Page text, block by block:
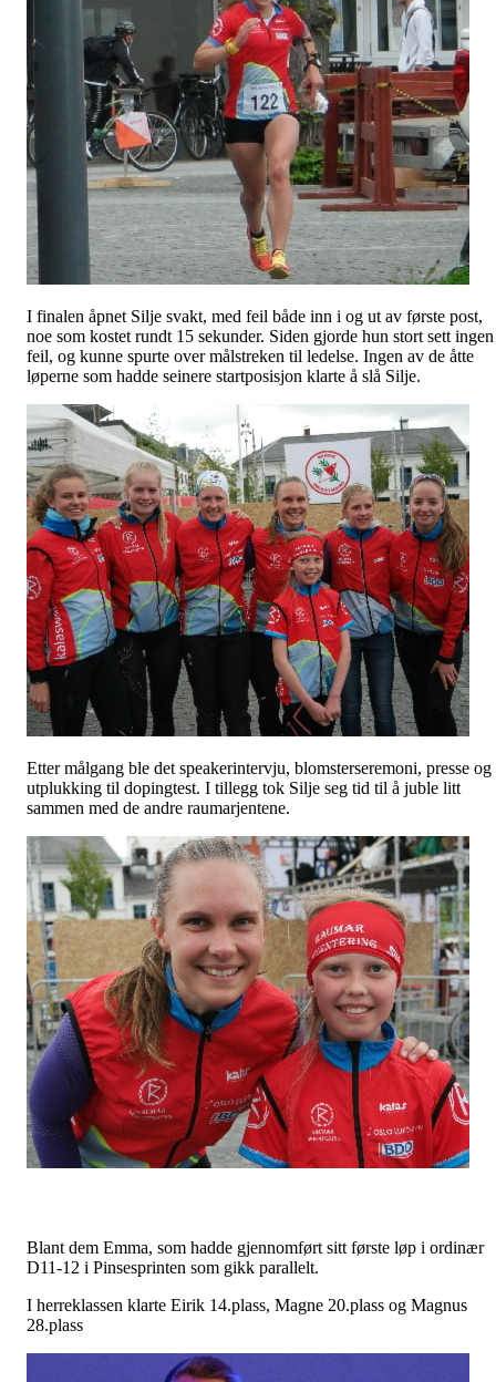
I finalen åpnet Silje svakt, med feil både inn i og ut av første post,
noe som kostet rundt 15 sekunder. Siden gjorde hun stort sett ingen
feil, og kunne spurte over målstreken til ledelse. Ingen av de åtte
løperne som hadde seinere startposisjon klarte å slå Silje.
Etter målgang ble det speakerintervju, blomsterseremoni, presse og
utplukking til dopingtest. I tillegg tok Silje seg tid til å juble litt
sammen med de andre raumarjentene.
Blant dem Emma, som hadde gjennomført sitt første løp i ordinær
D11-12 i Pinsesprinten som gikk parallelt.
I herreklassen klarte Eirik 14.plass, Magne 20.plass og Magnus
28.plass